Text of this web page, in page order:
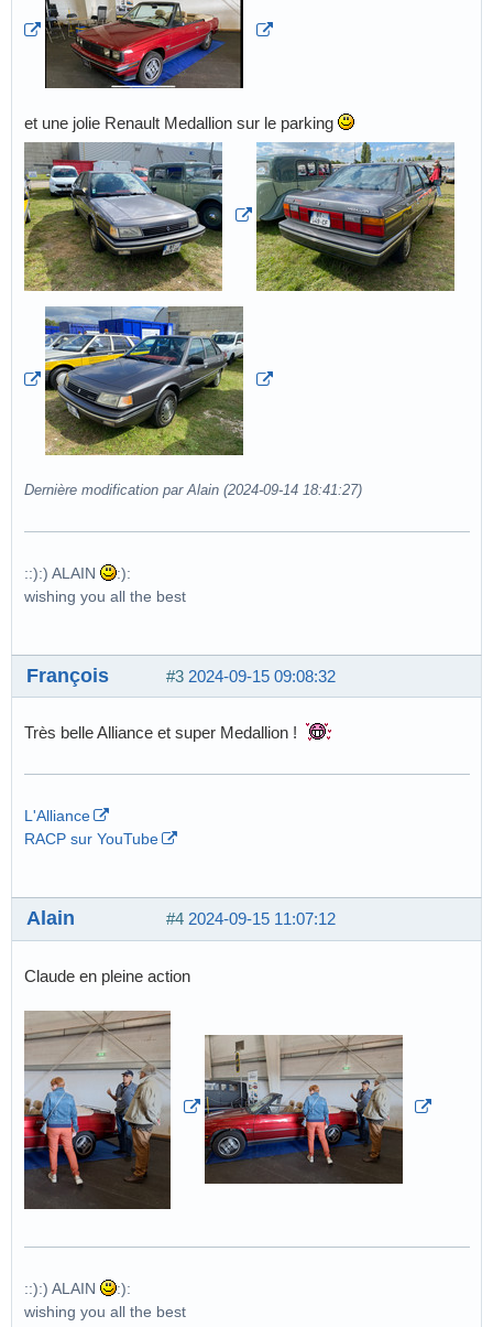
et une jolie Renault Medallion sur le parking
Dernière modification par Alain (2024-09-14 18:41:27)
::):) ALAIN
:):
wishing you all the best
#3 2024-09-15 09:08:32
François
Très belle Alliance et super Medallion !
L'Alliance
RACP sur YouTube
#4 2024-09-15 11:07:12
Alain
Claude en pleine action
::):) ALAIN
:):
wishing you all the best